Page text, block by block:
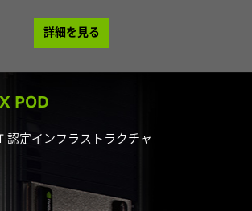
詳細を見る
POD
認定インフラストラクチャ